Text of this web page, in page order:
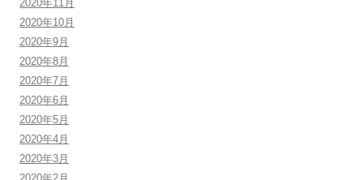
2020年11月
2020年10月
2020年9月
2020年8月
2020年7月
2020年6月
2020年5月
2020年4月
2020年3月